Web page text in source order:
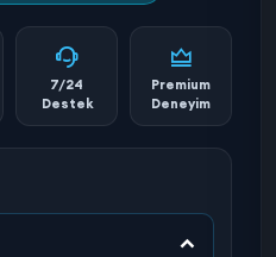
7/24
Destek
Premium
Deneyim